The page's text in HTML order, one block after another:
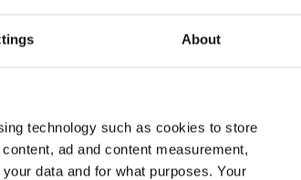
About
technology such as cookies to store
ad and content measurement,
data and for what purposes. Your